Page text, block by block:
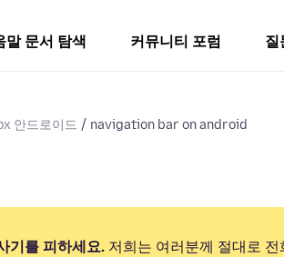
말 문서 탐색 커뮤니티 포럼 질
안드로이드 navigation bar on android
기를 피하세요. 저희는 여러분께 절대로